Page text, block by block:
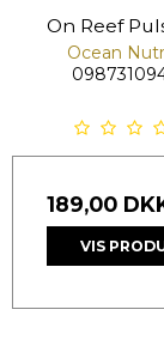
On Reef
Ocean
189,00
VIS